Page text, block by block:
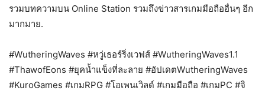
รวมบทความบน Online Station รวมถึงข่าวสารเกมมือถืออื่นๆ อีก
มากมาย.
#WutheringWaves #หวู่เธอร์ริ่งเวฟส์ #WutheringWaves1.1
#ThawofEons #ยุคน้ำแข็งที่ละลาย #อัปเดตWutheringWaves
#KuroGames #เกมRPG #โอเพนเวิลด์ #เกมมือถือ #เกมPC #จิ